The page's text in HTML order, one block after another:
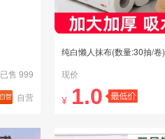
已售 999
自营
纯白懒人抹布(数量:30抽/卷)
现价
¥ 1.0